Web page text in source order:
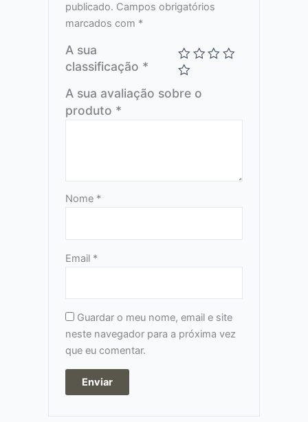
publicado. Campos obrigatórios
marcados com *
A sua
classificação *
A sua avaliação sobre o
produto *
Nome *
Email *
Guardar o meu nome, email e site
neste navegador para a próxima vez
que eu comentar.